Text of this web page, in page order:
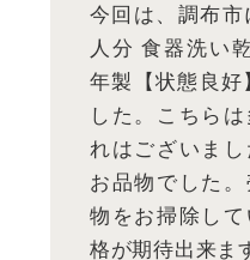
今回は、調布
人分 食器洗い
年製【状態良好
した。こちら
れはございま
お品物でした
物をお掃除し
格が期待出来ま